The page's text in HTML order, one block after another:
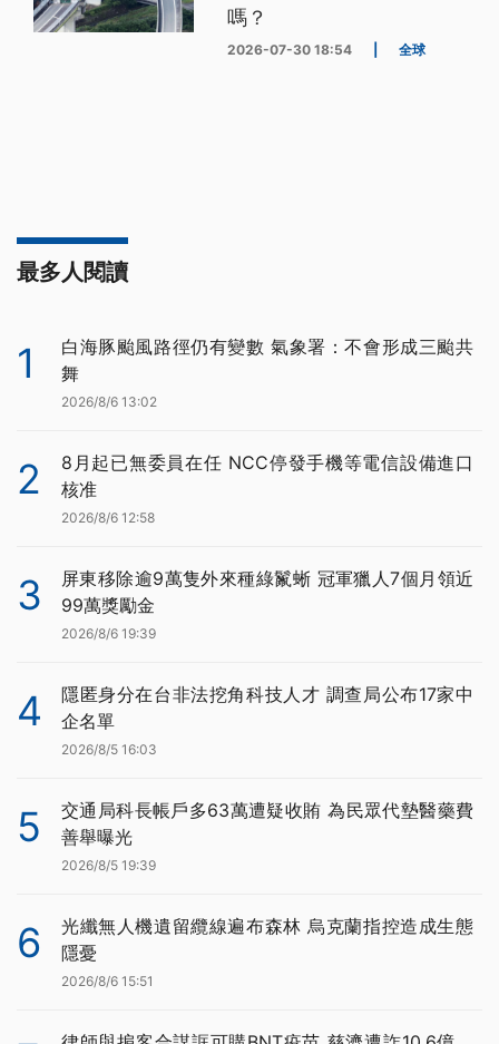
嗎？
2026-07-30 18:54 全球
最多人閱讀
1
白海豚颱風路徑仍有變數 氣象署：不會形成三颱共
舞
2026/8/6 13:02
2
8月起已無委員在任 NCC停發手機等電信設備進口
核准
2026/8/6 12:58
3
屏東移除逾9萬隻外來種綠鬣蜥 冠軍獵人7個月領近
99萬獎勵金
2026/8/6 19:39
4
隱匿身分在台非法挖角科技人才 調查局公布17家中
企名單
2026/8/5 16:03
5
交通局科長帳戶多63萬遭疑收賄 為民眾代墊醫藥費
善舉曝光
2026/8/5 19:39
6
光纖無人機遺留纜線遍布森林 烏克蘭指控造成生態
隱憂
2026/8/6 15:51